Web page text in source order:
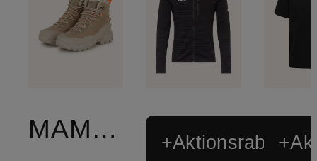
MAMMUT
+Aktionsrabatt